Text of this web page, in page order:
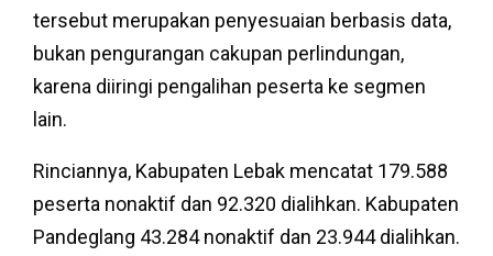
tersebut merupakan penyesuaian berbasis data,
bukan pengurangan cakupan perlindungan,
karena diiringi pengalihan peserta ke segmen
lain.
Rinciannya, Kabupaten Lebak mencatat 179.588
peserta nonaktif dan 92.320 dialihkan. Kabupaten
Pandeglang 43.284 nonaktif dan 23.944 dialihkan.